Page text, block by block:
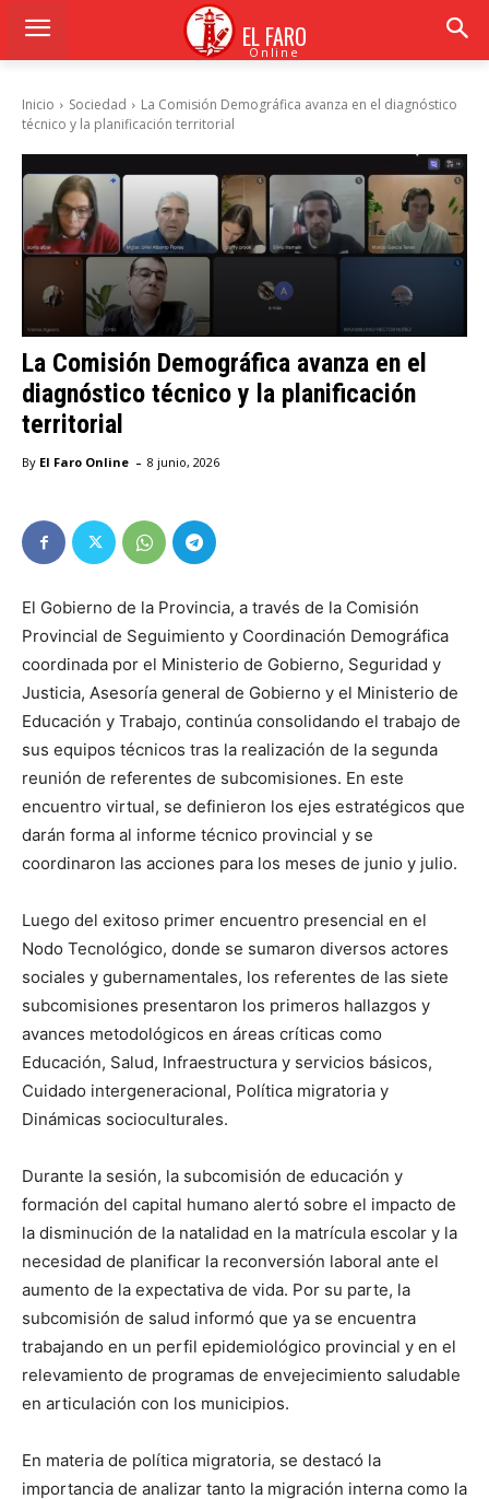
EL FARO
Online
Inicio Sociedad
La Comisión Demográfica avanza en el diagnóstico
técnico y la planificación territorial
La Comisión Demográfica avanza en el
diagnóstico técnico y la planificación
territorial
By El Faro Online - 8 junio, 2026
El Gobierno de la Provincia, a través de la Comisión
Provincial de Seguimiento y Coordinación Demográfica
coordinada por el Ministerio de Gobierno, Seguridad y
Justicia, Asesoría general de Gobierno y el Ministerio de
Educación y Trabajo, continúa consolidando el trabajo de
sus equipos técnicos tras la realización de la segunda
reunión de referentes de subcomisiones. En este
encuentro virtual, se definieron los ejes estratégicos que
darán forma al informe técnico provincial y se
coordinaron las acciones para los meses de junio y julio.
Luego del exitoso primer encuentro presencial en el
Nodo Tecnológico, donde se sumaron diversos actores
sociales y gubernamentales, los referentes de las siete
subcomisiones presentaron los primeros hallazgos y
avances metodológicos en áreas críticas como
Educación, Salud, Infraestructura y servicios básicos,
Cuidado intergeneracional, Política migratoria y
Dinámicas socioculturales.
Durante la sesión, la subcomisión de educación y
formación del capital humano alertó sobre el impacto de
la disminución de la natalidad en la matrícula escolar y la
necesidad de planificar la reconversión laboral ante el
aumento de la expectativa de vida. Por su parte, la
subcomisión de salud informó que ya se encuentra
trabajando en un perfil epidemiológico provincial y en el
relevamiento de programas de envejecimiento saludable
en articulación con los municipios.
En materia de política migratoria, se destacó la
importancia de analizar tanto la migración interna como la